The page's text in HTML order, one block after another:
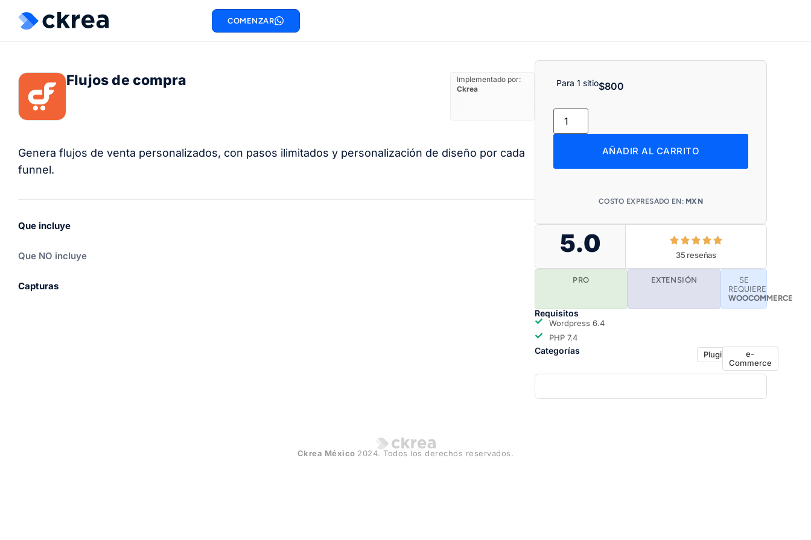
COMENZAR
Flujos de compra
Implementado por:
Ckrea
Genera flujos de venta personalizados, con pasos ilimitados y personalización de diseño por cada
funnel.
Que incluye
Que NO incluye
Capturas
Para 1 sitio$800
AÑADIR AL CARRITO
COSTO EXPRESADO EN: MXN
5.0 35 reseñas
PRO EXTENSIÓN
SE
REQUIERE
WOOCOMMERCE
Requisitos
Wordpress 6.4
PHP 7.4
Categorías Plugin
e-
Commerce
Ckrea México 2024. Todos los derechos reservados.